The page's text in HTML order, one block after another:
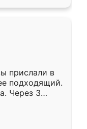
прислали в
подходящий.
Через 3
Остались